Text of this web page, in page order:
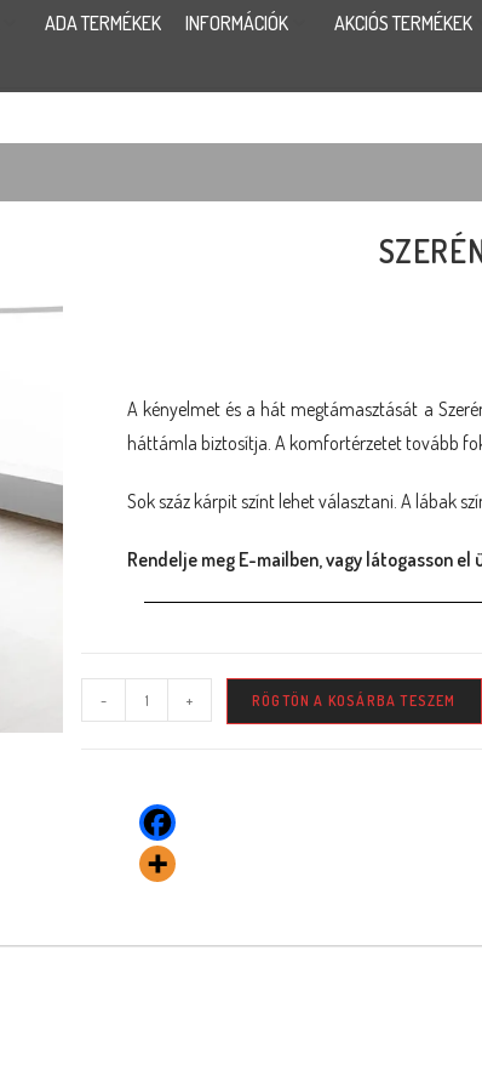
ADA TERMÉKEK INFORMÁCIÓK AKCIÓS TERMÉKEK
A kényelmet és a hát megtámasztását a
háttámla biztosítja. A komfortérzetet tovább
Sok száz kárpit színt lehet választani. A lábak
Rendelje meg E-mailben, vagy látogasson el
- + RÖGTÖN A KOSÁRBA TESZEM